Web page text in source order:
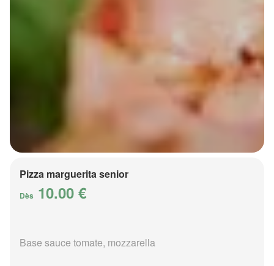
Pizza marguerita senior
Dès 10.00 €
Base sauce tomate, mozzarella